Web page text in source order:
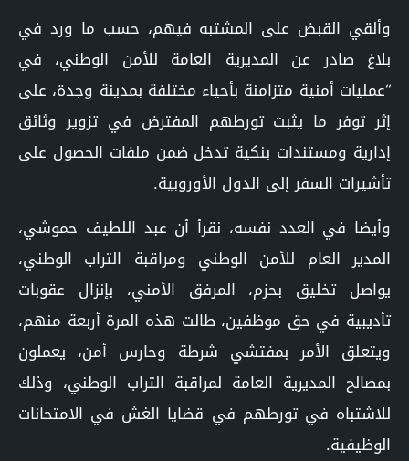
وألقي القبض على المشتبه فيهم، حسب ما ورد في
بلاغ صادر عن المديرية العامة للأمن الوطني، في
“عمليات أمنية متزامنة بأحياء مختلفة بمدينة وجدة، على
إثر توفر ما يثبت تورطهم المفترض في تزوير وثائق
إدارية ومستندات بنكية تدخل ضمن ملفات الحصول على
تأشيرات السفر إلى الدول الأوروبية.
وأيضا في العدد نفسه، نقرأ أن عبد اللطيف حموشي،
المدير العام للأمن الوطني ومراقبة التراب الوطني،
يواصل تخليق بحزم، المرفق الأمني، بإنزال عقوبات
تأديبية في حق موظفين، طالت هذه المرة أربعة منهم،
ويتعلق الأمر بمفتشي شرطة وحارس أمن، يعملون
بمصالح المديرية العامة لمراقبة التراب الوطني، وذلك
للاشتباه في تورطهم في قضايا الغش في الامتحانات
الوظيفية.